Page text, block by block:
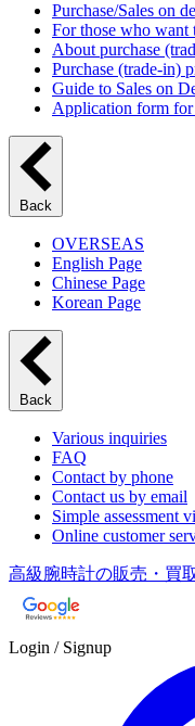
Purchase/Sales on
For those who want
About purchase
Purchase (trade-in)
Guide to Sales on
Application form for
Back
OVERSEAS
English Page
Chinese Page
Korean Page
Back
Various inquiries
FAQ
Contact by phone
Contact us by email
Simple assessment
Online customer
高級腕時計の販売・買
Login / Signup